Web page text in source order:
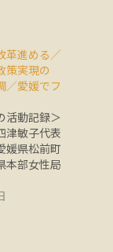
革進める／
策実現の
／愛媛でフ
活動記録＞
津敏子代表
媛県松前町
本部女性局